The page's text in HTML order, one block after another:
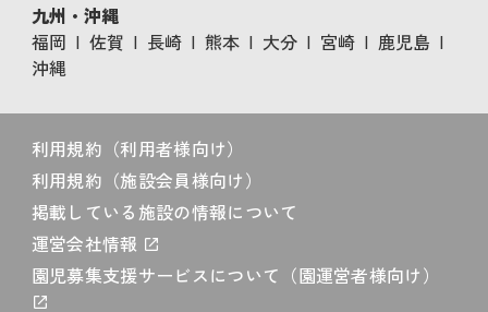
九州・沖縄
福岡
佐賀 長崎 熊本 大分 宮崎
鹿児島
沖縄
利用規約（利用者様向け）
利用規約（施設会員様向け）
掲載している施設の情報について
運営会社情報
園児募集支援サービスについて（園運営者様向け）